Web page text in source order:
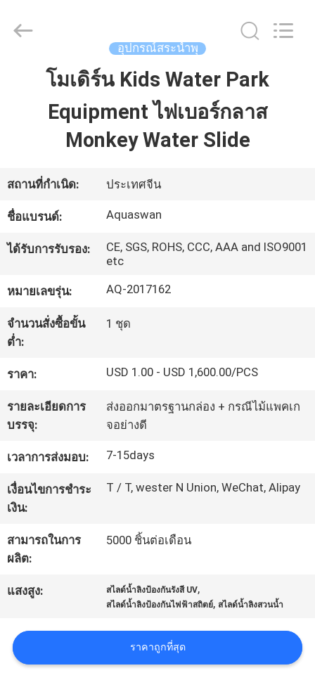
เกี่ยว
กับ
เรา
โรงงาน
คุณภาพ
ติดต่อ
เรา
ขอ
ใบ
เสนอ
ราคา
water
co,.ltd.
อุปกรณ์สระน้ำพุ
โมเดิร์น Kids Water Park
Equipment ไฟเบอร์กลาส
Monkey Water Slide
สถานที่กำเนิด: ประเทศจีน
ชื่อแบรนด์: Aquaswan
ได้รับการรับรอง:
CE, SGS, ROHS, CCC, AAA and ISO9001
etc
หมายเลขรุ่น: AQ-2017162
จำนวนสั่งซื้อขั้น
ต่ำ:
1 ชุด
ราคา: USD 1.00 - USD 1,600.00/PCS
รายละเอียดการ
บรรจุ:
ส่งออกมาตรฐานกล่อง + กรณีไม้แพคเก
จอย่างดี
เวลาการส่งมอบ: 7-15days
เงื่อนไขการชำระ
เงิน:
T / T, wester N Union, WeChat, Alipay
สามารถในการ
ผลิต:
5000 ชิ้นต่อเดือน
แสงสูง: สไลด์น้ำลิงป้องกันรังสี UV,
สไลด์น้ำลิงป้องกันไฟฟ้าสถิตย์, สไลด์น้ำลิงสวนน้ำ
ราคาถูกที่สุด